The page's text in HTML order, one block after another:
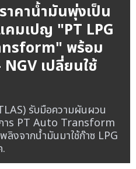
าคาน้ำมันพุ่งเป็น
คมเปญ "PT LPG
พร้อม
เปลี่ยนใช้
รับมือความผันผวน
าร PT Auto Transform
ลิงจากน้ำมันมาใช้ก๊าซ LPG